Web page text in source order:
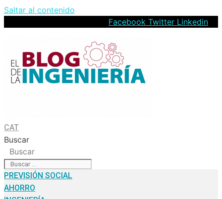
Saltar al contenido
Facebook Twitter Linkedin
CAT
Buscar
Buscar
PREVISIÓN SOCIAL
AHORRO